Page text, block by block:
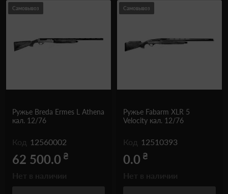
Самовывоз
Ружье Breda Ermes L Athena
кал. 12/76
Код 12560002
62 500.0 ₴
Самовывоз
Ружье Fabarm XLR 5
Velocity кал. 12/76
Код 12510393
0.0 ₴